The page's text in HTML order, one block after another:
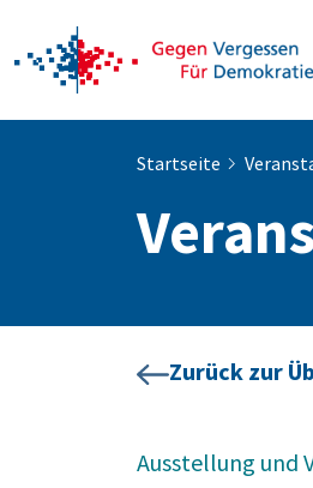
Startseite
Zurück zur
Ausstellung und